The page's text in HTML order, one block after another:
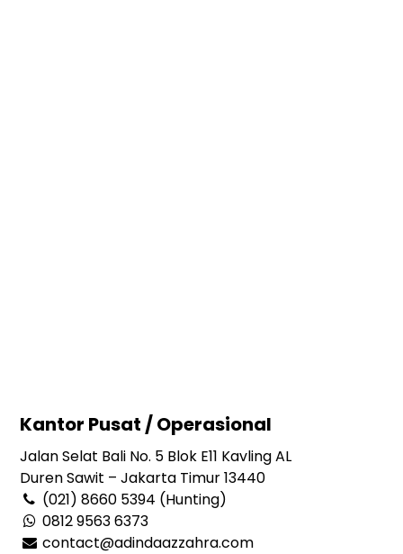
Kantor Pusat / Operasional
Jalan Selat Bali No. 5 Blok E11 Kavling AL
Duren Sawit – Jakarta Timur 13440
(021) 8660 5394 (Hunting)
0812 9563 6373
contact@adindaazzahra.com